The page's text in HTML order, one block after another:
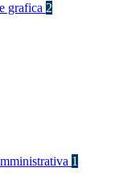
grafica 2
1